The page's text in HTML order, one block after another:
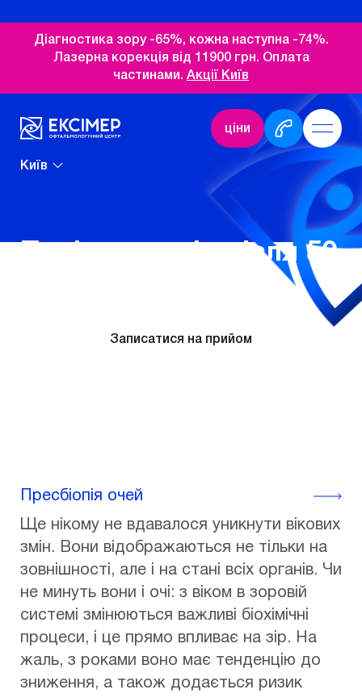
Діагностика зору -65%, кожна наступна -74%.
Лазерна корекція від 11900 грн. Оплата
частинами. Акції Київ
ціни
Київ
Поліпшити зір після 50
Записатися на прийом
Пресбіопія очей
Ще нікому не вдавалося уникнути вікових
змін. Вони відображаються не тільки на
зовнішності, але і на стані всіх органів. Чи
не минуть вони і очі: з віком в зоровій
системі змінюються важливі біохімічні
процеси, і це прямо впливає на зір. На
жаль, з роками воно має тенденцію до
зниження, а також додається ризик